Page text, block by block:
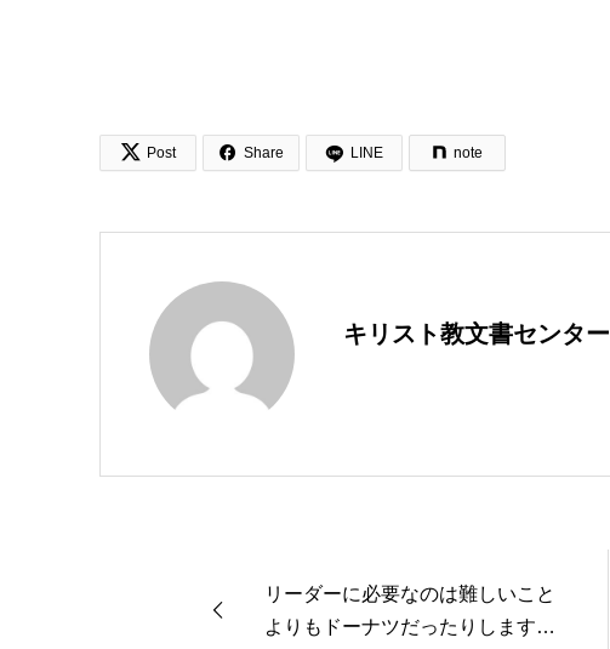
 Post  Share LINE note
キリスト教文書センター
リーダーに必要なのは難しいこと
よりもドーナツだったりします。